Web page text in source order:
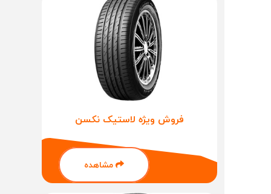
فروش ویژه لاستیک نکسن
مشاهده